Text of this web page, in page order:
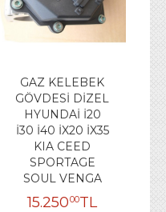
GAZ KELEBEK
GÖVDESİ DİZEL
HYUNDAİ İ20
İ30 İ40 İX20 İX35
KIA CEED
SPORTAGE
SOUL VENGA
15.25000TL